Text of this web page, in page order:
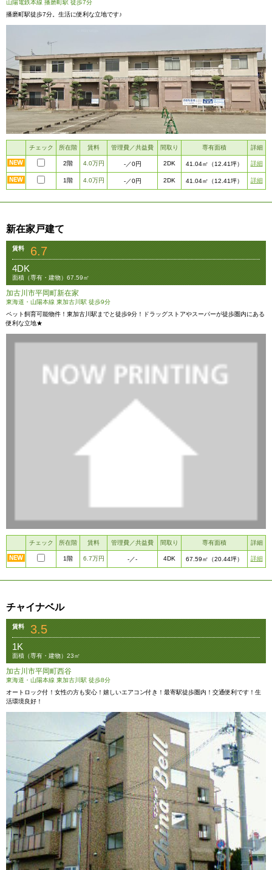
山陽電鉄本線 播磨町駅 徒歩7分
播磨町駅徒歩7分。生活に便利な立地です♪
チェック 所在階 賃料 管理費／共益費 間取り 専有面積 詳細
2階 4.0万円 -／0円 2DK 41.04㎡ （12.41坪） 詳細
1階 4.0万円 -／0円 2DK 41.04㎡ （12.41坪） 詳細
新在家戸建て
賃料 6.7
4DK
面積（専有・建物）67.59㎡
加古川市平岡町新在家
東海道・山陽本線 東加古川駅 徒歩9分
ペット飼育可能物件！東加古川駅までと徒歩9分！ドラッグストアやスーパーが徒歩圏内にある
便利な立地★
チェック 所在階 賃料 管理費／共益費 間取り 専有面積 詳細
1階 6.7万円 -／- 4DK 67.59㎡ （20.44坪） 詳細
チャイナベル
賃料 3.5
1K
面積（専有・建物）23㎡
加古川市平岡町西谷
東海道・山陽本線 東加古川駅 徒歩8分
オートロック付！女性の方も安心！嬉しいエアコン付き！最寄駅徒歩圏内！交通便利です！生
活環境良好！